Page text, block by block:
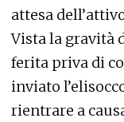
attesa
Vista la gravità
ferita priva di
inviato
rientrare a